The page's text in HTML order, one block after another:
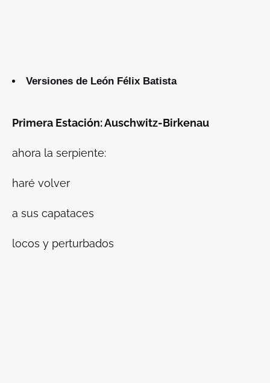
Versiones de León Félix Batista
Primera Estación: Auschwitz-Birkenau
ahora la serpiente:
haré volver
a sus capataces
locos y perturbados